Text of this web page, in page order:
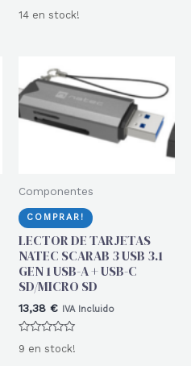
con
14 en stock!
Componentes
COMPRAR!
LECTOR DE TARJETAS
NATEC SCARAB 3 USB 3.1
GEN 1 USB-A + USB-C
SD/MICRO SD
13,38 € IVA Incluido
con
9 en stock!